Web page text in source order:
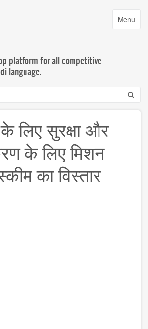
Toggle
Menu
platform for all competitive
language.
लिए सुरक्षा और
के लिए मिशन
का विस्‍तार